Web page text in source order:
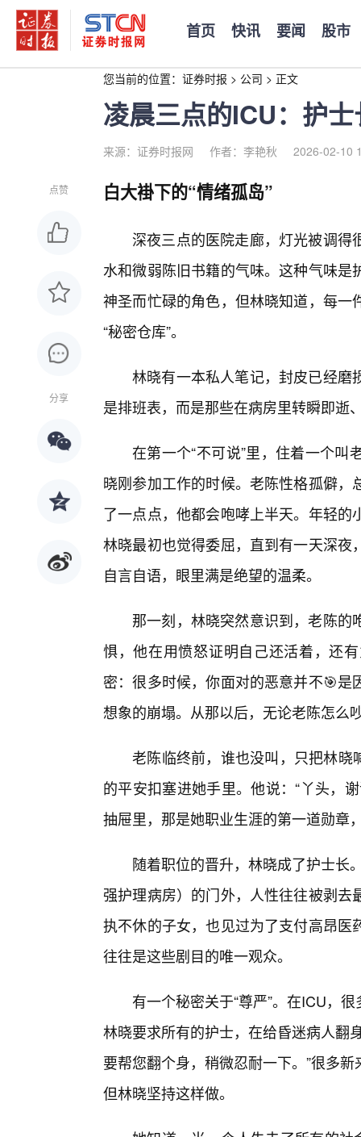
首页 快讯 要闻 股市
您当前的位置： 证券时报 > 公司 > 正文
凌晨三点的ICU：护
来源：证券时报网 作者：李艳秋 2026-02-10
点赞
分享
白大褂下的“情绪孤岛”
深夜三点的医院走廊，灯光被调
水和微弱陈旧书籍的气味。这种气味
神圣而忙碌的角色，但林晓知道，每
“秘密仓库”。
林晓有一本私人笔记，封皮已经磨
是排班表，而是那些在病房里转瞬即逝
在第一个“不可说”里，住着一个
晓刚参加工作的时候。老陈性格孤僻
了一点点，他都会咆哮上半天。年轻
林晓最初也觉得委屈，直到有一天深
自言自语，眼里满是绝望的温柔。
那一刻，林晓突然意识到，老陈
惧，他在用愤怒证明自己还活着，还
密：很多时候，你面对的恶意并不🎯
想象的崩塌。从那以后，无论老陈怎么
老陈临终前，谁也没叫，只把林
的平安扣塞进她手里。他说：“丫头，
抽屉里，那是她职业生涯的第一道勋章
随着职位的晋升，林晓成了护士长
强护理病房）的门外，人性往往被剥
执不休的子女，也见过为了支付高昂
往往是这些剧目的唯一观众。
有一个秘密关于“尊严”。在ICU，
林晓要求所有的护士，在给昏迷病人翻
要帮您翻个身，稍微忍耐一下。”很多
但林晓坚持这样做。